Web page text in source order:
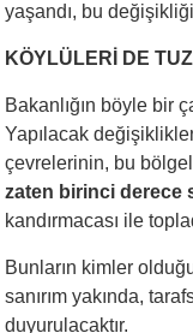
yaşandı, bu
KÖYLÜLERİ DE
Bakanlığın böyle bir
Yapılacak
çevrelerinin, bu
zaten birinci derece
kandırmacası ile
Bunların kimler
sanırım yakında,
duyurulacaktır.